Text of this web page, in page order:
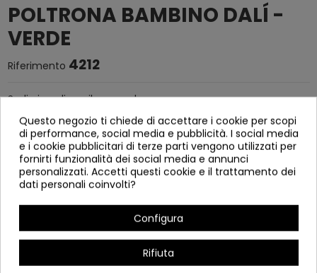
POLTRONA BAMBINO DALÍ -
VERDE
Riferimento 4212
Sedia in polipropilene verde.
Struttura di barre metalliche nere e
gambe in legno di faggio.
Serve smantellato.
Larghezza: 43 cm
Alto: 56 cm
Altezza seduta: 30 cm
Altezza braccio: 47 cm
Questo negozio ti chiede di accettare i cookie per scopi
di performance, social media e pubblicità. I social media
e i cookie pubblicitari di terze parti vengono utilizzati per
fornirti funzionalità dei social media e annunci
personalizzati. Accetti questi cookie e il trattamento dei
dati personali coinvolti?
Configura
Rifiuta